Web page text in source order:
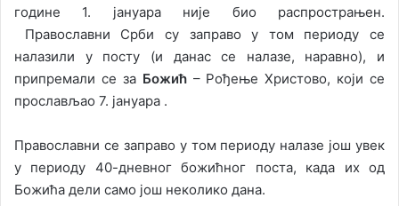
године 1. јануара није био распрострањен.
Православни Срби су заправо у том периоду се
налазили у посту (и данас се налазе, наравно), и
припремали се за Божић– Рођење Христово, који се
прослављао 7. јануара .
Православни се заправо у том периоду налазе још увек
у периоду 40-дневног божићног поста, када их од
Божића дели само још неколико дана.